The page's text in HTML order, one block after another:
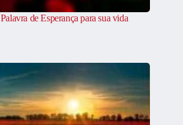
de Esperança para sua vida